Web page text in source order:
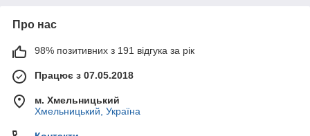
Про нас
98% позитивних з 191 відгука за рік
Працює з 07.05.2018
м. Хмельницький
Хмельницький, Україна